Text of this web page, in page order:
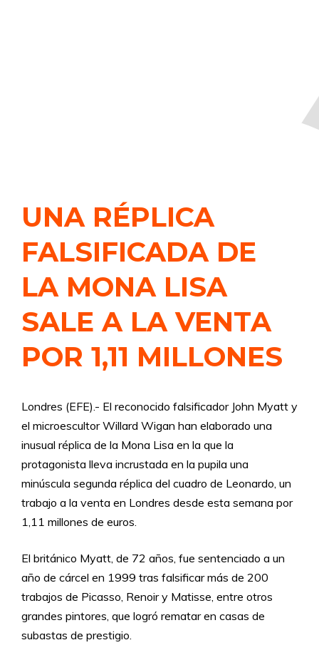
UNA RÉPLICA
FALSIFICADA DE
LA MONA LISA
SALE A LA VENTA
POR 1,11 MILLONES
Londres (EFE).- El reconocido falsificador John Myatt y
el microescultor Willard Wigan han elaborado una
inusual réplica de la Mona Lisa en la que la
protagonista lleva incrustada en la pupila una
minúscula segunda réplica del cuadro de Leonardo, un
trabajo a la venta en Londres desde esta semana por
1,11 millones de euros.
El británico Myatt, de 72 años, fue sentenciado a un
año de cárcel en 1999 tras falsificar más de 200
trabajos de Picasso, Renoir y Matisse, entre otros
grandes pintores, que logró rematar en casas de
subastas de prestigio.